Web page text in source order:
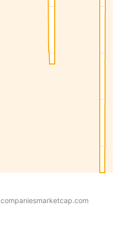
companiesmarketcap.com